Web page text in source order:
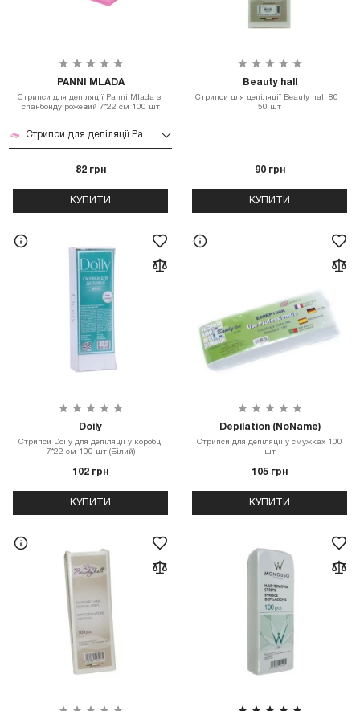
PANNI MLADA
Стрипси для депіляції Panni Mlada зі
спанбонду рожевий 7*22 см 100 шт
Стрипси для депіляції Panni Mlada зі спанбонду рожевий 7*22 см 100 шт
82 грн
КУПИТИ
Beauty hall
Стрипси для депіляції Beauty hall 80 г
50 шт
90 грн
КУПИТИ
Doily
Стрипси Doily для депіляції у коробці
7*22 см 100 шт (Білий)
102 грн
КУПИТИ
Depilation (NoName)
Стрипси для депіляції у смужках 100
шт
105 грн
КУПИТИ